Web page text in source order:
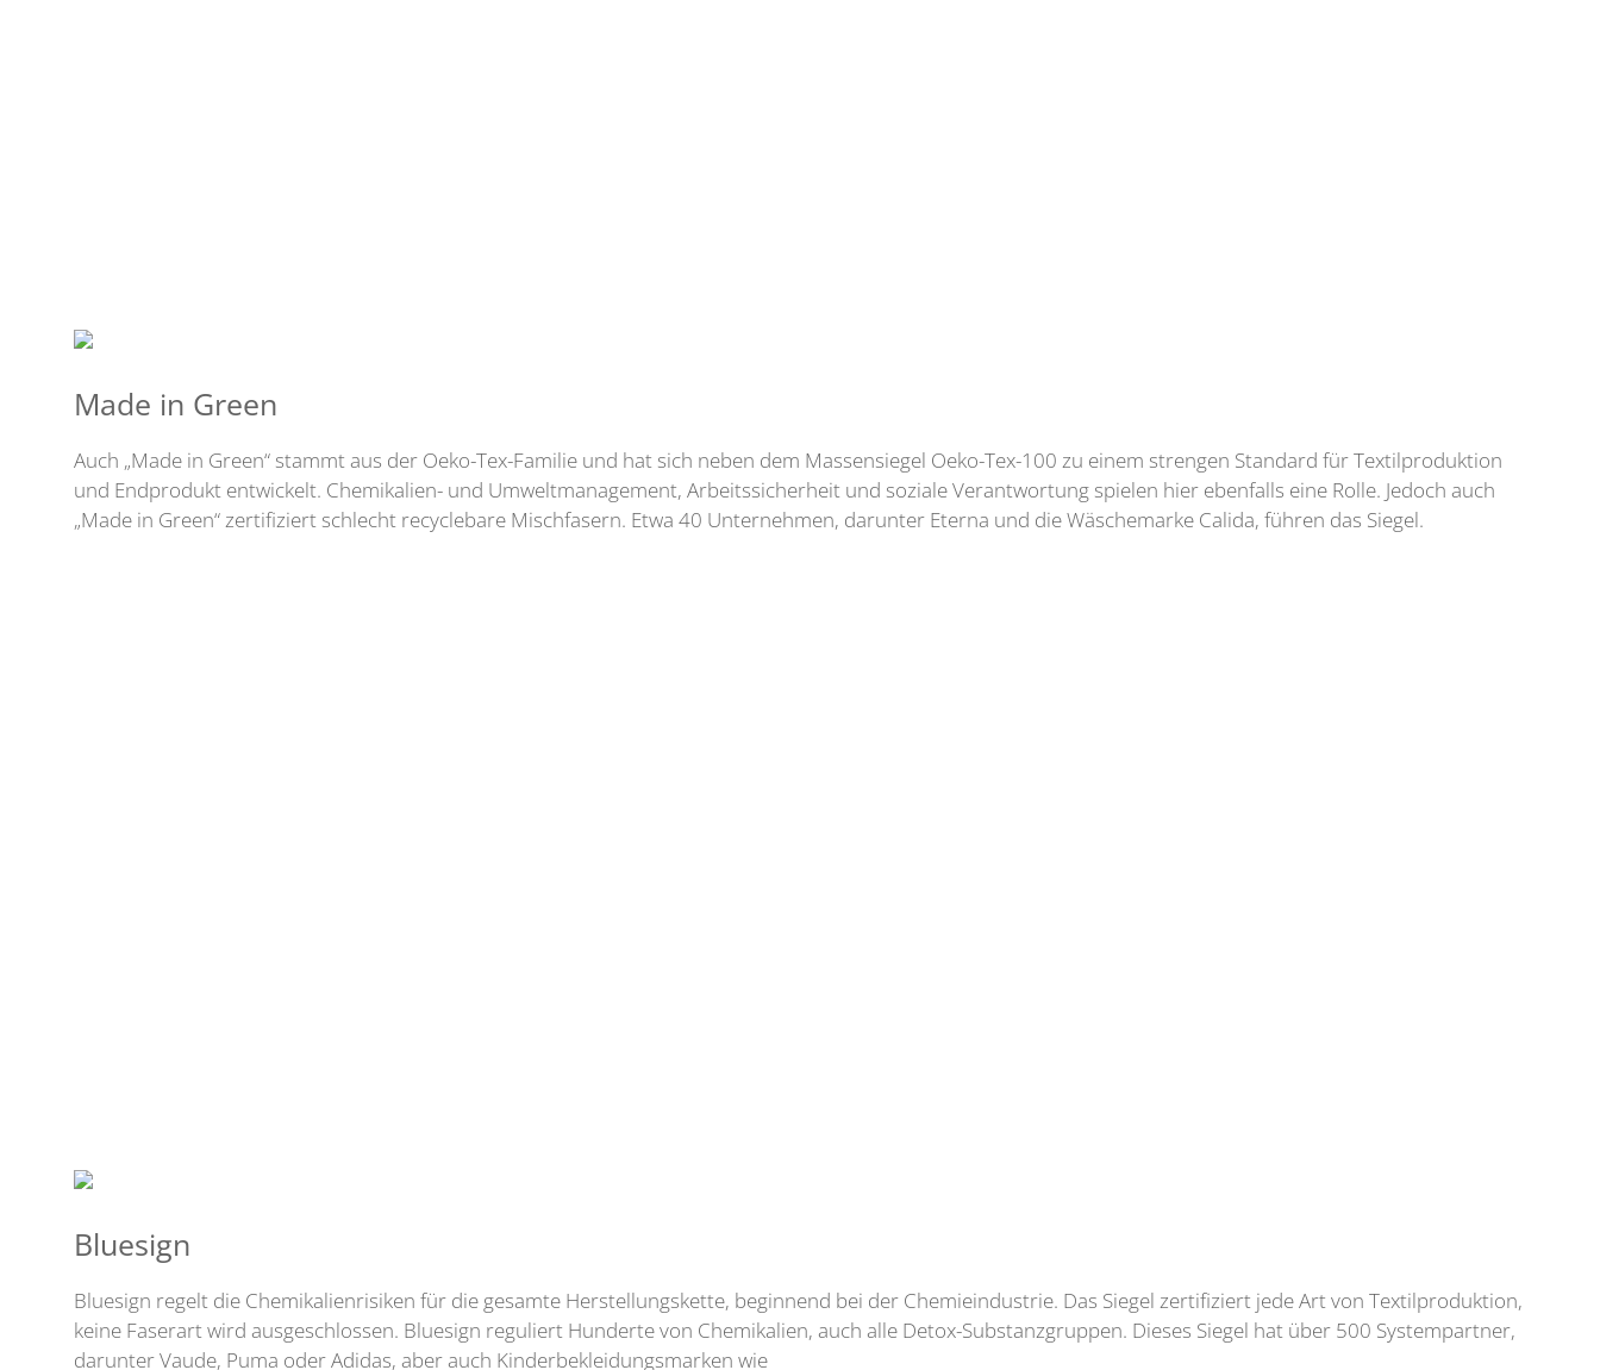
Made in Green
Auch „Made in Green“ stammt aus der Oeko-Tex-Familie und hat sich neben dem Massensiegel Oeko-Tex-100 zu einem strengen Standard für Textilproduktion
und Endprodukt entwickelt. Chemikalien- und Umweltmanagement, Arbeitssicherheit und soziale Verantwortung spielen hier ebenfalls eine Rolle. Jedoch auch
„Made in Green“ zertifiziert schlecht recyclebare Mischfasern. Etwa 40 Unternehmen, darunter Eterna und die Wäschemarke Calida, führen das Siegel.
Bluesign
Bluesign regelt die Chemikalienrisiken für die gesamte Herstellungskette, beginnend bei der Chemieindustrie. Das Siegel zertifiziert jede Art von Textilproduktion,
keine Faserart wird ausgeschlossen. Bluesign reguliert Hunderte von Chemikalien, auch alle Detox-Substanzgruppen. Dieses Siegel hat über 500 Systempartner,
darunter Vaude, Puma oder Adidas, aber auch Kinderbekleidungsmarken wie